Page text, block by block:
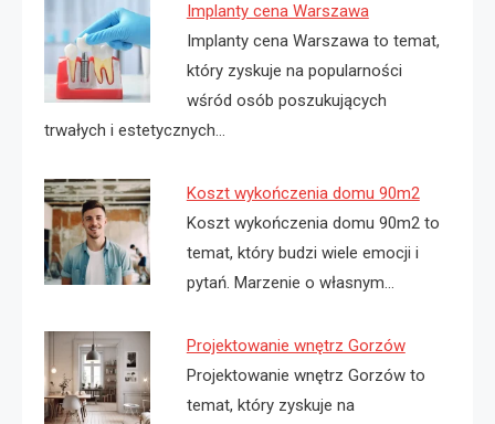
Implanty cena Warszawa
Implanty cena Warszawa to temat,
który zyskuje na popularności
wśród osób poszukujących
trwałych i estetycznych…
Koszt wykończenia domu 90m2
Koszt wykończenia domu 90m2 to
temat, który budzi wiele emocji i
pytań. Marzenie o własnym…
Projektowanie wnętrz Gorzów
Projektowanie wnętrz Gorzów to
temat, który zyskuje na